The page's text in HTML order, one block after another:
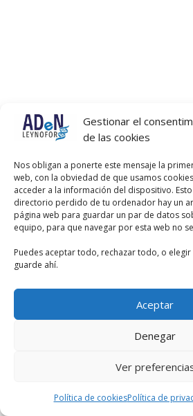
Gestionar el
de las cookies
Nos obligan a ponerte este mensaje la
web, con la obviedad de que usamos
acceder a la información del dispositivo.
directorio perdido de tu ordenador hay un
página web para guardar un par de datos
equipo, para que navegar por esta web no
Puedes aceptar todo, rechazar todo, o elegir
guarde ahí.
Aceptar
Denegar
Ver
Política de cookiesPolítica de